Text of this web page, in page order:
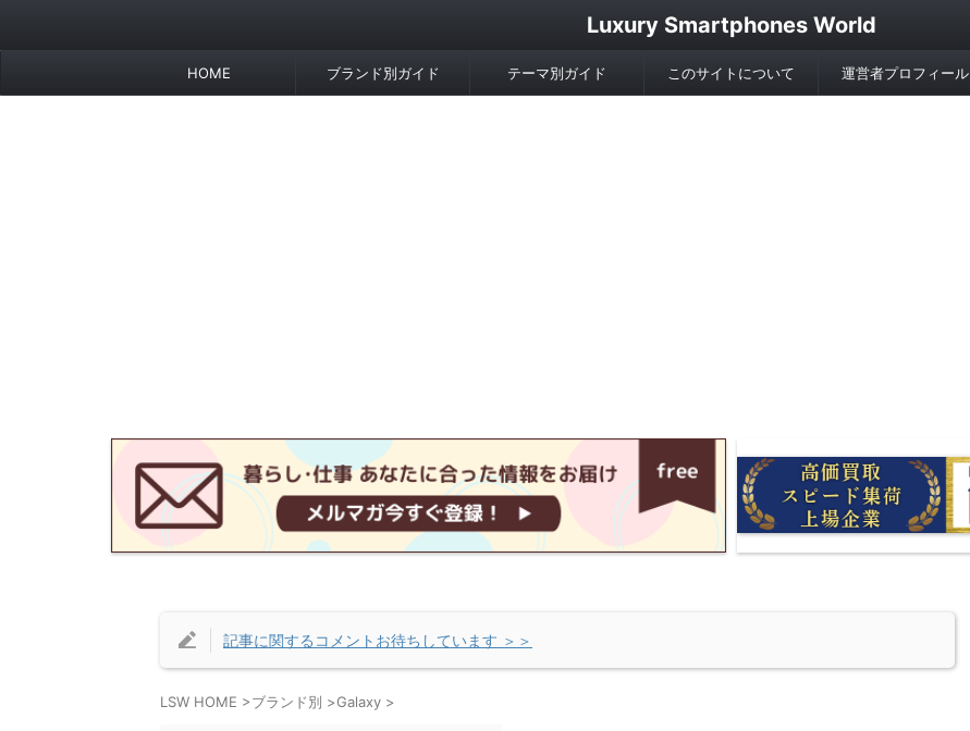
Luxury Smartphones World
HOME ブランド別ガイド テーマ別ガイド このサイトについて 運営者プロフィール
記事に関するコメントお待ちしています ＞＞
LSW HOME >ブランド別 >Galaxy >